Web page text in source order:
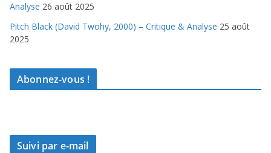
Analyse 26 août 2025
Pitch Black (David Twohy, 2000) – Critique & Analyse 25 août
2025
Abonnez-vous !
Suivi par e-mail